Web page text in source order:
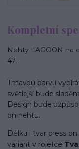
Kompletní
Nehty LAGOON na
47.
Tmavou barvu
světlejší bude
Design bude
on nehtu.
Délku i tvar press
variant v roletce